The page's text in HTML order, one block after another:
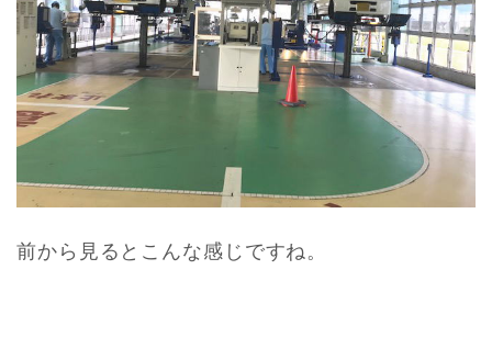
前から見るとこんな感じですね。